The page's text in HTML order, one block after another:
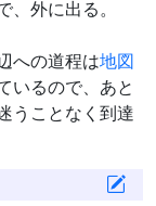
、外に出る。
への道程は地図
いるので、あと
うことなく到達